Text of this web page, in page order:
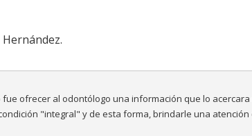
ofrecer al odontólogo una información que lo acercara
"integral" y de esta forma, brindarle una atención